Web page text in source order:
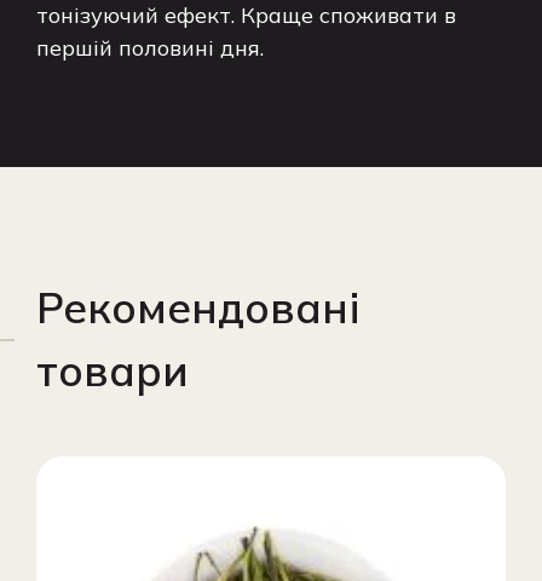
тонізуючий ефект. Краще споживати в
першій половині дня.
Рекомендовані
товари